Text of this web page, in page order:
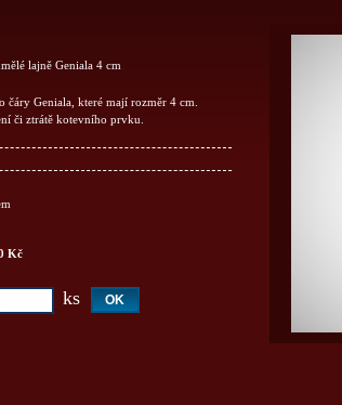
lajně Geniala 4 cm
čáry Geniala, které mají rozměr 4 cm.
či ztrátě kotevního prvku.
Kč
ks